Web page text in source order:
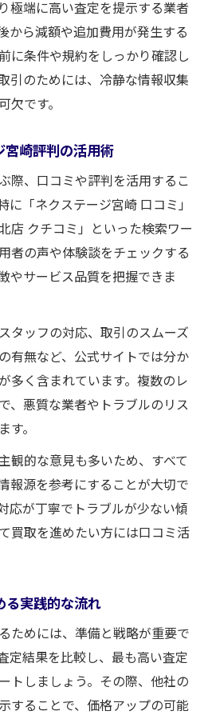
極端に高い査定を提示する業者
から減額や追加費用が発生する
に条件や規約をしっかり確認し
引のためには、冷静な情報収集
欠です。
宮崎評判の活用術
際、口コミや評判を活用するこ
に「ネクステージ宮崎 口コミ」
店 クチコミ」といった検索ワー
者の声や体験談をチェックする
やサービス品質を把握できま
タッフの対応、取引のスムーズ
有無など、公式サイトでは分か
多く含まれています。複数のレ
、悪質な業者やトラブルのリス
。
観的な意見も多いため、すべて
報源を参考にすることが大切で
応が丁寧でトラブルが少ない傾
買取を進めたい方には口コミ活
る実践的な流れ
ためには、準備と戦略が重要で
定結果を比較し、最も高い査定
トしましょう。その際、他社の
することで、価格アップの可能